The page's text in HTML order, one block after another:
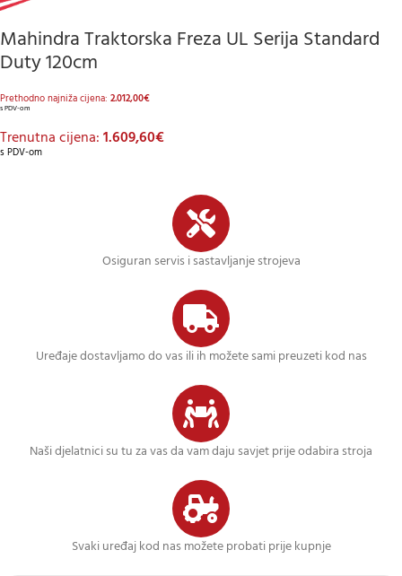
Mahindra Traktorska Freza UL Serija Standard
Duty 120cm
Prethodno najniža cijena: 2.012,00€
s PDV-om
Trenutna cijena:1.609,60€
s PDV-om
Osiguran servis i sastavljanje strojeva
Uređaje dostavljamo do vas ili ih možete sami preuzeti kod nas
Naši djelatnici su tu za vas da vam daju savjet prije odabira stroja
Svaki uređaj kod nas možete probati prije kupnje